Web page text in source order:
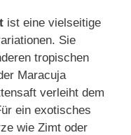
ist eine vielseitige
Sie
tropischen
Maracuja
verleiht dem
ein exotisches
wie Zimt oder